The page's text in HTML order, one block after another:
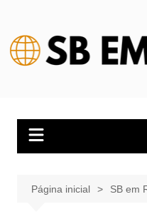
conteúdo
Página inicial SB em